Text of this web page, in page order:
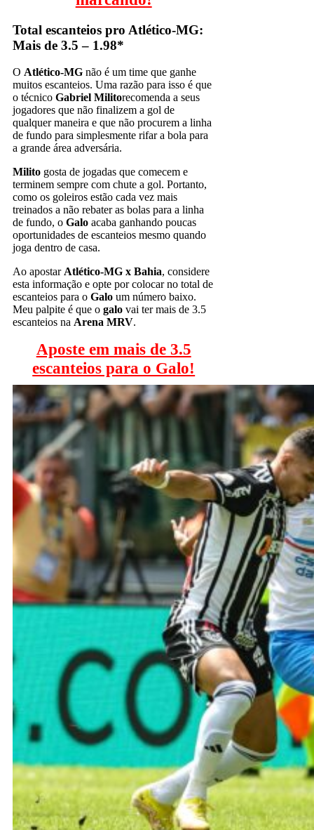
Total escanteios pro Atlético-MG:
Mais de 3.5 – 1.98*
O Atlético-MG não é um time que ganhe
muitos escanteios. Uma razão para isso é que
o técnico Gabriel Militorecomenda a seus
jogadores que não finalizem a gol de
qualquer maneira e que não procurem a linha
de fundo para simplesmente rifar a bola para
a grande área adversária.
Milito gosta de jogadas que comecem e
terminem sempre com chute a gol. Portanto,
como os goleiros estão cada vez mais
treinados a não rebater as bolas para a linha
de fundo, o Galo acaba ganhando poucas
oportunidades de escanteios mesmo quando
joga dentro de casa.
Ao apostarAtlético-MG x Bahia, considere
esta informação e opte por colocar no total de
escanteios para o Galo um número baixo.
Meu palpite é que o galo vai ter mais de 3.5
escanteios na Arena MRV.
Aposte em mais de 3.5
escanteios para o Galo!